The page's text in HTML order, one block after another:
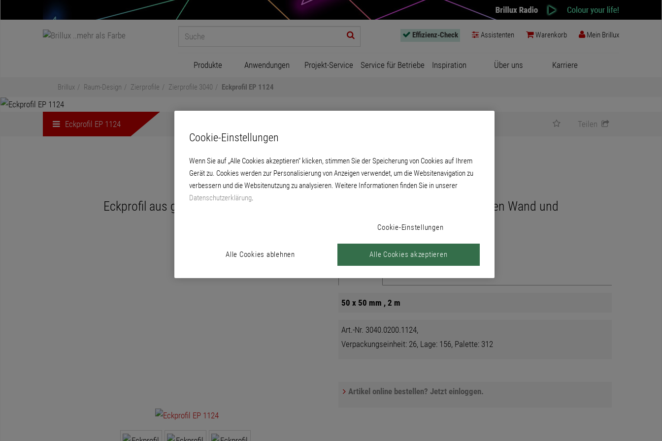
Effizienz-Check Assistenten Warenkorb Mein Brillux
Produkte Anwendungen Projekt-Service Service für Betriebe Inspiration Über uns Karriere
Brillux Raum-Design Zierprofile Zierprofile 3040 Eckprofil EP 1124
Eckprofil EP 1124 Teilen
Eckprofil EP 1124
Eckprofil aus gehärtetem Polystyrol für einen harmonischen Übergang zwischen Wand und
50 x 50 mm , 2 m
Art.-Nr. 3040.0200.1124,
Verpackungseinheit: 26, Lage: 156, Palette: 312
Artikel online bestellen? Jetzt einloggen.
Cookie-Einstellungen
Wenn Sie auf „Alle Cookies akzeptieren“ klicken, stimmen Sie der Speicherung von Cookies auf Ihrem
Gerät zu. Cookies werden zur Personalisierung von Anzeigen verwendet, um die Websitenavigation zu
verbessern und die Websitenutzung zu analysieren. Weitere Informationen finden Sie in unserer
Datenschutzerklärung.
Cookie-Einstellungen
Alle Cookies ablehnen Alle Cookies akzeptieren